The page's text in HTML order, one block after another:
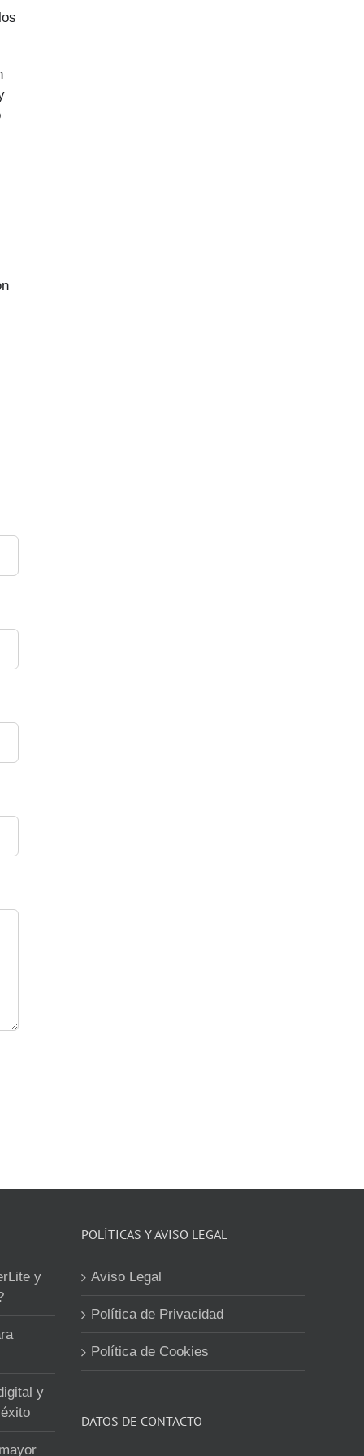
y
y
POLÍTICAS Y AVISO LEGAL
Aviso Legal
Política de Privacidad
Política de Cookies
DATOS DE CONTACTO